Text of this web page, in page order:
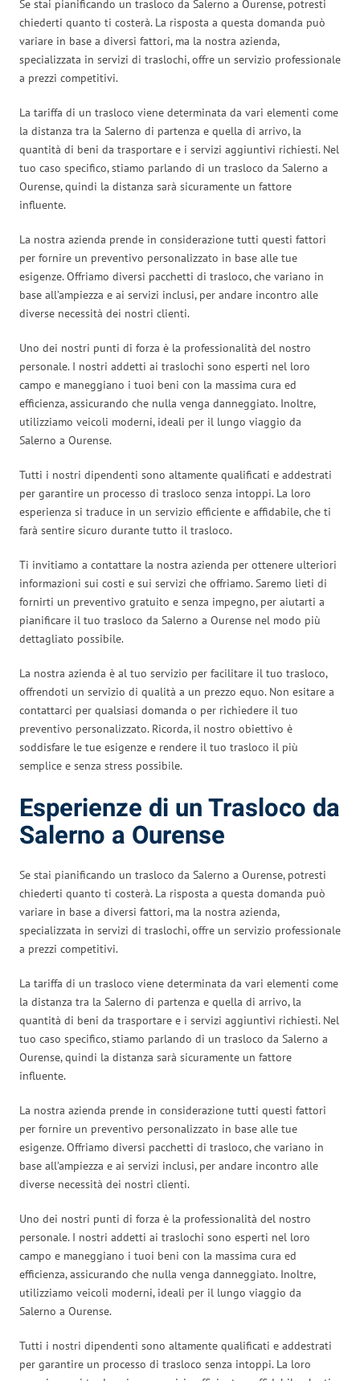
Se stai pianificando un trasloco da Salerno a Ourense, potresti
chiederti quanto ti costerà. La risposta a questa domanda può
variare in base a diversi fattori, ma la nostra azienda,
specializzata in servizi di traslochi, offre un servizio professionale
a prezzi competitivi.
La tariffa di un trasloco viene determinata da vari elementi come
la distanza tra la Salerno di partenza e quella di arrivo, la
quantità di beni da trasportare e i servizi aggiuntivi richiesti. Nel
tuo caso specifico, stiamo parlando di un trasloco da Salerno a
Ourense, quindi la distanza sarà sicuramente un fattore
influente.
La nostra azienda prende in considerazione tutti questi fattori
per fornire un preventivo personalizzato in base alle tue
esigenze. Offriamo diversi pacchetti di trasloco, che variano in
base all’ampiezza e ai servizi inclusi, per andare incontro alle
diverse necessità dei nostri clienti.
Uno dei nostri punti di forza è la professionalità del nostro
personale. I nostri addetti ai traslochi sono esperti nel loro
campo e maneggiano i tuoi beni con la massima cura ed
efficienza, assicurando che nulla venga danneggiato. Inoltre,
utilizziamo veicoli moderni, ideali per il lungo viaggio da
Salerno a Ourense.
Tutti i nostri dipendenti sono altamente qualificati e addestrati
per garantire un processo di trasloco senza intoppi. La loro
esperienza si traduce in un servizio efficiente e affidabile, che ti
farà sentire sicuro durante tutto il trasloco.
Ti invitiamo a contattare la nostra azienda per ottenere ulteriori
informazioni sui costi e sui servizi che offriamo. Saremo lieti di
fornirti un preventivo gratuito e senza impegno, per aiutarti a
pianificare il tuo trasloco da Salerno a Ourense nel modo più
dettagliato possibile.
La nostra azienda è al tuo servizio per facilitare il tuo trasloco,
offrendoti un servizio di qualità a un prezzo equo. Non esitare a
contattarci per qualsiasi domanda o per richiedere il tuo
preventivo personalizzato. Ricorda, il nostro obiettivo è
soddisfare le tue esigenze e rendere il tuo trasloco il più
semplice e senza stress possibile.
Esperienze di un Trasloco da
Salerno a Ourense
Se stai pianificando un trasloco da Salerno a Ourense, potresti
chiederti quanto ti costerà. La risposta a questa domanda può
variare in base a diversi fattori, ma la nostra azienda,
specializzata in servizi di traslochi, offre un servizio professionale
a prezzi competitivi.
La tariffa di un trasloco viene determinata da vari elementi come
la distanza tra la Salerno di partenza e quella di arrivo, la
quantità di beni da trasportare e i servizi aggiuntivi richiesti. Nel
tuo caso specifico, stiamo parlando di un trasloco da Salerno a
Ourense, quindi la distanza sarà sicuramente un fattore
influente.
La nostra azienda prende in considerazione tutti questi fattori
per fornire un preventivo personalizzato in base alle tue
esigenze. Offriamo diversi pacchetti di trasloco, che variano in
base all’ampiezza e ai servizi inclusi, per andare incontro alle
diverse necessità dei nostri clienti.
Uno dei nostri punti di forza è la professionalità del nostro
personale. I nostri addetti ai traslochi sono esperti nel loro
campo e maneggiano i tuoi beni con la massima cura ed
efficienza, assicurando che nulla venga danneggiato. Inoltre,
utilizziamo veicoli moderni, ideali per il lungo viaggio da
Salerno a Ourense.
Tutti i nostri dipendenti sono altamente qualificati e addestrati
per garantire un processo di trasloco senza intoppi. La loro